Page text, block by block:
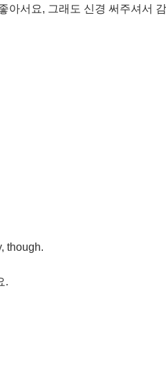
아서요, 그래도 신경 써주셔서
though.
.